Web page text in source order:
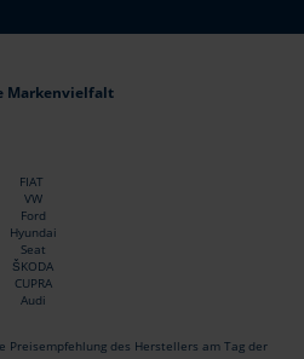
Markenvielfalt
FIAT
VW
Ford
Hyundai
Seat
ŠKODA
CUPRA
Audi
Preisempfehlung des Herstellers am Tag der